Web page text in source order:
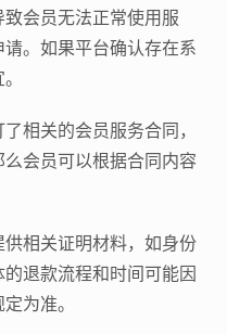
会员无法正常使用服
。如果平台确认存在系
相关的会员服务合同，
会员可以根据合同内容
相关证明材料，如身份
退款流程和时间可能因
为准。